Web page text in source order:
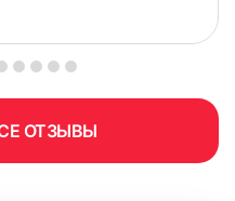
ОТЗЫВЫ